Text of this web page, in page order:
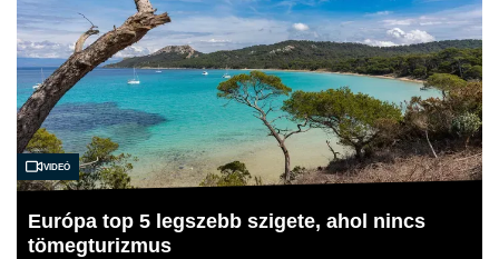
Videó
Európa top 5 legszebb szigete, ahol nincs
tömegturizmus